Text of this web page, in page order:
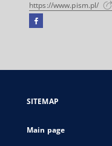
https://www.pism.pl/
Facebook
open
new
SITEMAP
Main page